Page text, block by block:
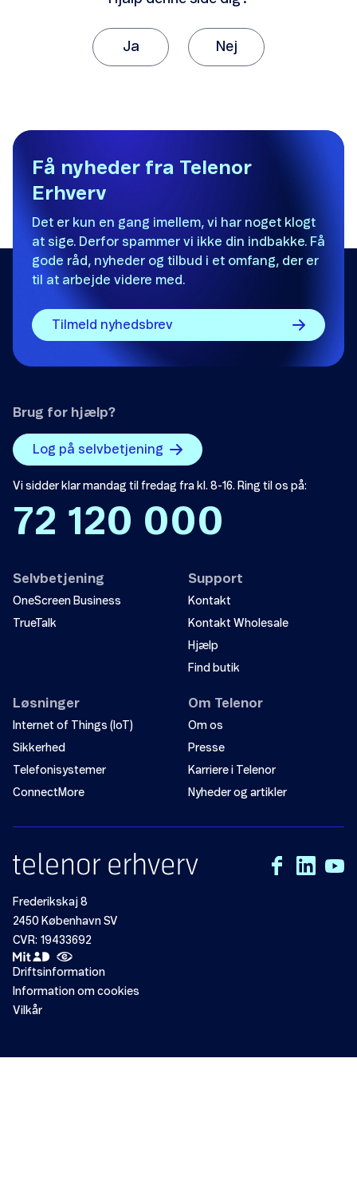
Ja Nej
Det var ikke det, jeg ledte efter.
Der er ikke nok eksempler.
Informationen er svær at forstå.
Oplysningerne løser ikke mit problem.
Andet
Send
Få nyheder fra Telenor
Erhverv
Det er kun en gang imellem, vi har noget klogt
at sige. Derfor spammer vi ikke din indbakke. Få
gode råd, nyheder og tilbud i et omfang, der er
til at arbejde videre med.
Tilmeld nyhedsbrev
Brug for hjælp?
Log på selvbetjening
Vi sidder klar mandag til fredag fra kl. 8-16. Ring til os på:
72 120 000
Selvbetjening
OneScreen Business
TrueTalk
Support
Kontakt
Kontakt Wholesale
Hjælp
Find butik
Løsninger
Internet of Things (IoT)
Sikkerhed
Telefonisystemer
ConnectMore
Om Telenor
Om os
Presse
Karriere i Telenor
Nyheder og artikler
Frederikskaj 8
2450 København SV
CVR: 19433692
Driftsinformation
Information om cookies
Vilkår